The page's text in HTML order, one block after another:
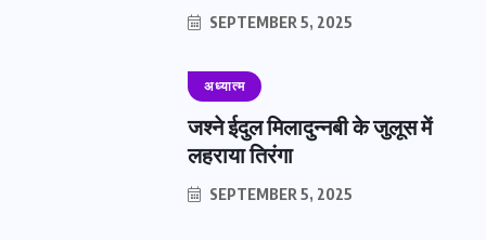
SEPTEMBER 5, 2025
अध्यात्म
जश्ने ईदुल मिलादुन्नबी के जुलूस में
लहराया तिरंगा
SEPTEMBER 5, 2025